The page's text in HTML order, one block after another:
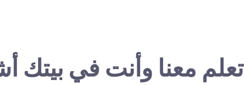
تعلم معنا وأنت في بيتك